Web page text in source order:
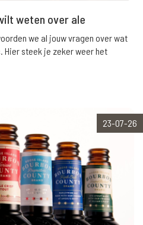
weten over ale
we al jouw vragen over wat
Hier steek je zeker weer het
23-07-26